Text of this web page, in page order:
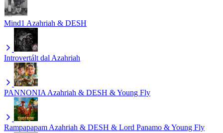
Mind1 Azahriah & DESH
Introvertált dal Azahriah
PANNONIA Azahriah & DESH & Young Fly
Rampapapam Azahriah & DESH & Lord Panamo & Young Fly